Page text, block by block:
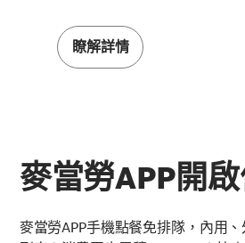
瞭解詳情
麥當勞APP開
麥當勞APP手機點餐免排隊，內用